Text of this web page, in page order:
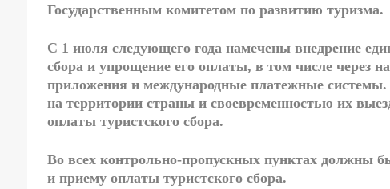
Государственным комитетом по развитию туризма.
С 1 июля следующего года намечены внедрение
сбора и упрощение его оплаты, в том числе через
приложения и международные платежные
на территории страны и своевременностью их
оплаты туристского сбора.
Во всех контрольно-пропускных пунктах должны
и приему оплаты туристского сбора.